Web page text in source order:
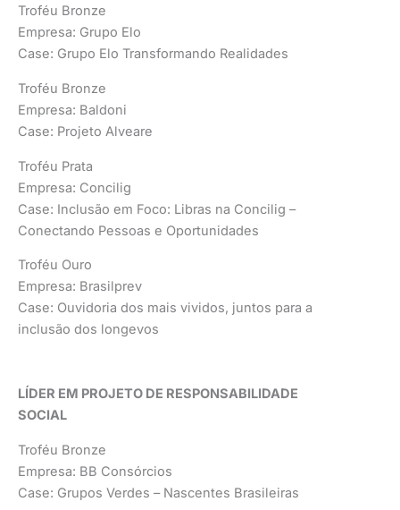
Troféu Bronze
Empresa: Grupo Elo
Case: Grupo Elo Transformando Realidades
Troféu Bronze
Empresa: Baldoni
Case: Projeto Alveare
Troféu Prata
Empresa: Concilig
Case: Inclusão em Foco: Libras na Concilig –
Conectando Pessoas e Oportunidades
Troféu Ouro
Empresa: Brasilprev
Case: Ouvidoria dos mais vividos, juntos para a
inclusão dos longevos
LÍDER EM PROJETO DE RESPONSABILIDADE
SOCIAL
Troféu Bronze
Empresa: BB Consórcios
Case: Grupos Verdes – Nascentes Brasileiras